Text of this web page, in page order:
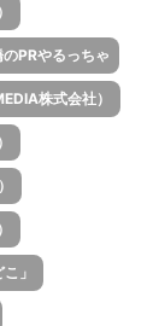
PRやるっちゃ
株式会社）
」